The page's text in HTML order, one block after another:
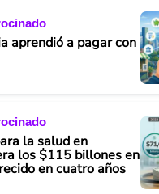
aprendió a pagar con
la salud en
los $115 billones en
en cuatro años